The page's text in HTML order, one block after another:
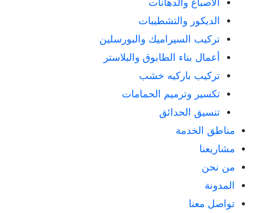
الأصباغ والدهانات
الديكور والتشطيبات
تركيب السيراميك والبورسلين
أعمال بناء الطابوق والبلاستر
تركيب باركيه خشب
تكسير وترميم الحمامات
تنسيق الحدائق
مناطق الخدمة
مشاريعنا
من نحن
المدونة
تواصل معنا